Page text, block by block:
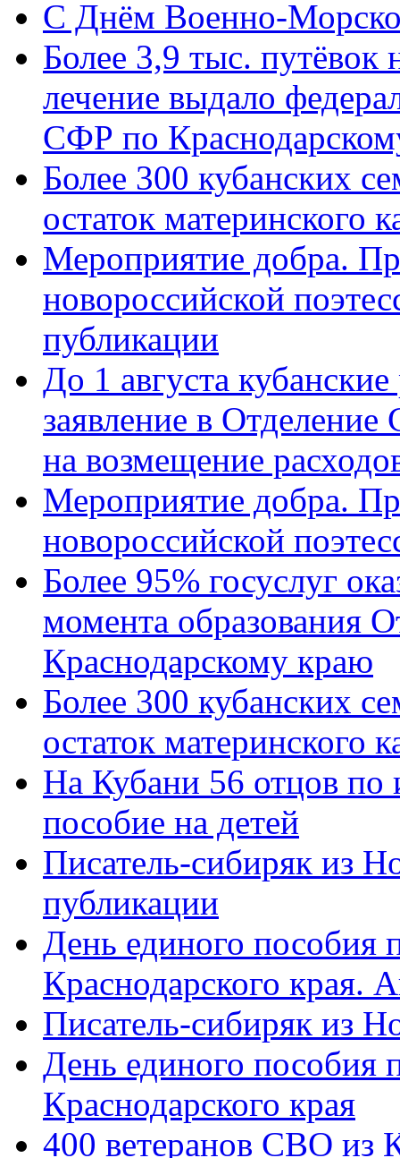
C Днём Военно-
Более 3,9 тыс. путёвок
лечение выдало
СФР по
Более 300 кубанских
остаток материнского
Мероприятие добра.
новороссийской
публикации
До 1 августа
заявление в
на возмещение
Мероприятие добра.
новороссийской
Более 95% госуслуг
момента образования
Краснодарскому краю
Более 300 кубанских
остаток материнского
На Кубани 56 отцов по
пособие на детей
Писатель-сибиряк из
публикации
День единого пособия
Краснодарского края.
Писатель-сибиряк из
День единого пособия
Краснодарского края
400 ветеранов СВО из